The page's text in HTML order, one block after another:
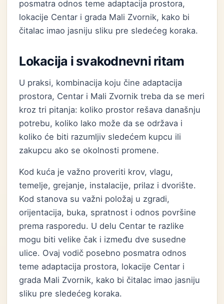
posmatra odnos teme adaptacija prostora,
lokacije Centar i grada Mali Zvornik, kako bi
čitalac imao jasniju sliku pre sledećeg koraka.
Lokacija i svakodnevni ritam
U praksi, kombinacija koju čine adaptacija
prostora, Centar i Mali Zvornik treba da se meri
kroz tri pitanja: koliko prostor rešava današnju
potrebu, koliko lako može da se održava i
koliko će biti razumljiv sledećem kupcu ili
zakupcu ako se okolnosti promene.
Kod kuća je važno proveriti krov, vlagu,
temelje, grejanje, instalacije, prilaz i dvorište.
Kod stanova su važni položaj u zgradi,
orijentacija, buka, spratnost i odnos površine
prema rasporedu. U delu Centar te razlike
mogu biti velike čak i između dve susedne
ulice. Ovaj vodič posebno posmatra odnos
teme adaptacija prostora, lokacije Centar i
grada Mali Zvornik, kako bi čitalac imao jasniju
sliku pre sledećeg koraka.